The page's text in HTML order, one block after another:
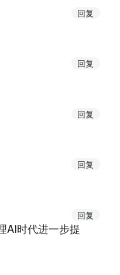
回复
回复
回复
回复
回复
AI时代进一步提